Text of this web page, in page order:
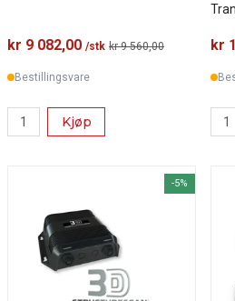
kr 9 082,00 /stk kr 9 560,00
Bestillingsvare
Kjøp
kr
-5%